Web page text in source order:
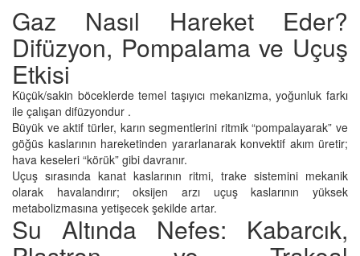
Gaz Nasıl Hareket Eder?
Difüzyon, Pompalama ve Uçuş
Etkisi
Küçük/sakin böceklerde temel taşıyıcı mekanizma, yoğunluk farkı
ile çalışan difüzyondur .
Büyük ve aktif türler, karın segmentlerini ritmik “pompalayarak” ve
göğüs kaslarının hareketinden yararlanarak konvektif akım üretir;
hava keseleri “körük” gibi davranır.
Uçuş sırasında kanat kaslarının ritmi, trake sistemini mekanik
olarak havalandırır; oksijen arzı uçuş kaslarının yüksek
metabolizmasına yetişecek şekilde artar.
Su Altında Nefes: Kabarcık,